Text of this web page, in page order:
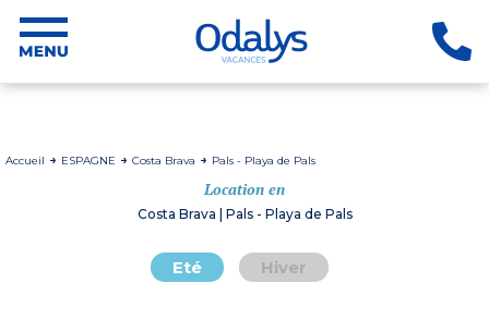
Accueil ESPAGNE Costa Brava Pals - Playa de Pals
Location en
Costa Brava | Pals - Playa de Pals
Eté Hiver